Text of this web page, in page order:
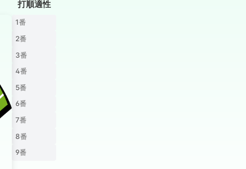
打順適性
1番
2番
3番
4番
5番
6番
7番
8番
9番